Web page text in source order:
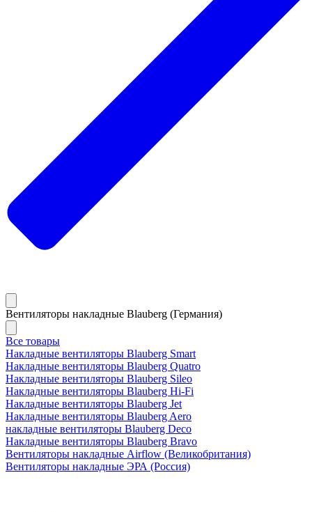
Вентиляторы накладные Blauberg (Германия)
Все товары
Накладные вентиляторы Blauberg Smart
Накладные вентиляторы Blauberg Quatro
Накладные вентиляторы Blauberg Sileo
Накладные вентиляторы Blauberg Hi-Fi
Накладные вентиляторы Blauberg Jet
Накладные вентиляторы Blauberg Aero
накладные вентиляторы Blauberg Deco
Накладные вентиляторы Blauberg Bravo
Вентиляторы накладные Airflow (Великобритания)
Вентиляторы накладные ЭРА (Россия)